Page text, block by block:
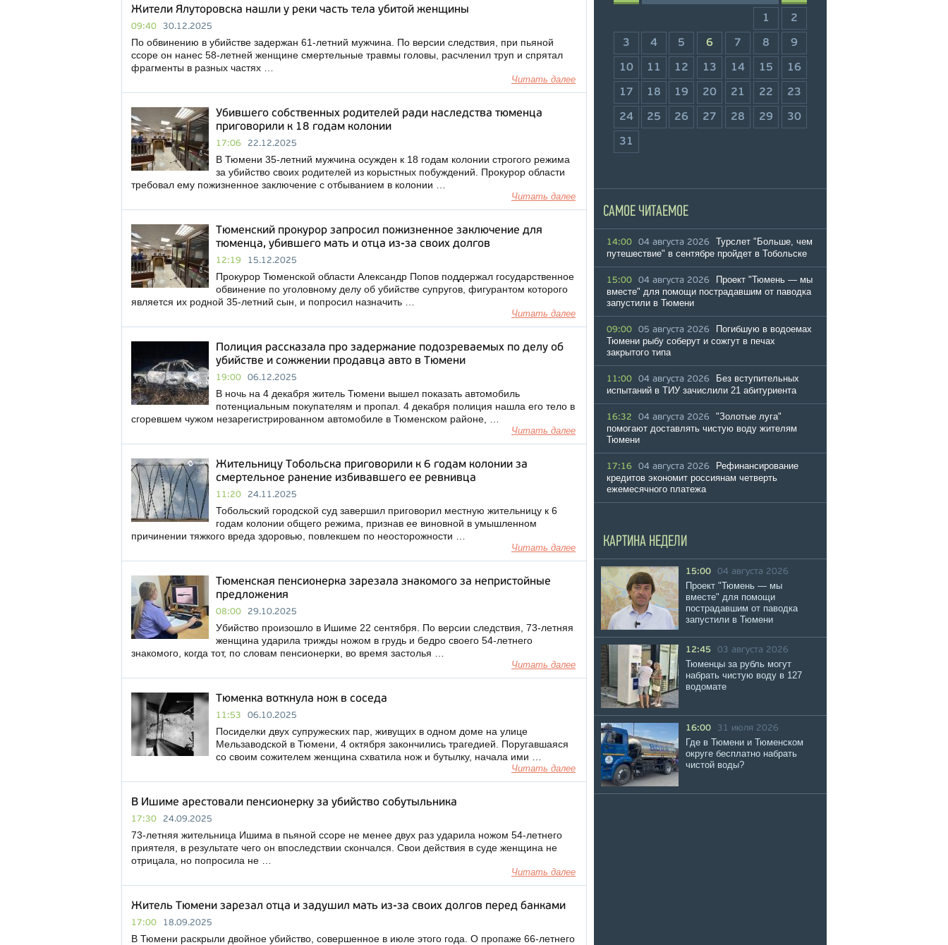
Жители Ялуторовска нашли у реки часть тела убитой женщины
09:40 30.12.2025
По обвинению в убийстве задержан 61-летний мужчина. По версии следствия, при пьяной
ссоре он нанес 58-летней женщине смертельные травмы головы, расчленил труп и спрятал
фрагменты в разных частях …
Читать далее
Убившего собственных родителей ради наследства тюменца
приговорили к 18 годам колонии
17:06 22.12.2025
В Тюмени 35-летний мужчина осужден к 18 годам колонии строгого режима
за убийство своих родителей из корыстных побуждений. Прокурор области
требовал ему пожизненное заключение с отбыванием в колонии …
Читать далее
Тюменский прокурор запросил пожизненное заключение для
тюменца, убившего мать и отца из-за своих долгов
12:19 15.12.2025
Прокурор Тюменской области Александр Попов поддержал государственное
обвинение по уголовному делу об убийстве супругов, фигурантом которого
является их родной 35-летний сын, и попросил назначить …
Читать далее
Полиция рассказала про задержание подозреваемых по делу об
убийстве и сожжении продавца авто в Тюмени
19:00 06.12.2025
В ночь на 4 декабря житель Тюмени вышел показать автомобиль
потенциальным покупателям и пропал. 4 декабря полиция нашла его тело в
сгоревшем чужом незарегистрированном автомобиле в Тюменском районе, …
Читать далее
Жительницу Тобольска приговорили к 6 годам колонии за
смертельное ранение избивавшего ее ревнивца
11:20 24.11.2025
Тобольский городской суд завершил приговорил местную жительницу к 6
годам колонии общего режима, признав ее виновной в умышленном
причинении тяжкого вреда здоровью, повлекшем по неосторожности …
Читать далее
Тюменская пенсионерка зарезала знакомого за непристойные
предложения
08:00 29.10.2025
Убийство произошло в Ишиме 22 сентября. По версии следствия, 73-летняя
женщина ударила трижды ножом в грудь и бедро своего 54-летнего
знакомого, когда тот, по словам пенсионерки, во время застолья …
Читать далее
Тюменка воткнула нож в соседа
11:53 06.10.2025
Посиделки двух супружеских пар, живущих в одном доме на улице
Мельзаводской в Тюмени, 4 октября закончились трагедией. Поругавшаяся
со своим сожителем женщина схватила нож и бутылку, начала ими …
Читать далее
В Ишиме арестовали пенсионерку за убийство собутыльника
17:30 24.09.2025
73-летняя жительница Ишима в пьяной ссоре не менее двух раз ударила ножом 54-летнего
приятеля, в результате чего он впоследствии скончался. Свои действия в суде женщина не
отрицала, но попросила не …
Читать далее
Житель Тюмени зарезал отца и задушил мать из-за своих долгов перед банками
17:00 18.09.2025
В Тюмени раскрыли двойное убийство, совершенное в июле этого года. О пропаже 66-летнего
1 2
3 4 5 6 7 8 9
10 11 12 13 14 15 16
17 18 19 20 21 22 23
24 25 26 27 28 29 30
31
САМОЕ ЧИТАЕМОЕ
14:00 04 августа 2026
Турслет "Больше, чем
путешествие" в сентябре пройдет в Тобольске
15:00 04 августа 2026
Проект "Тюмень — мы
вместе" для помощи пострадавшим от паводка
запустили в Тюмени
09:00 05 августа 2026
Погибшую в водоемах
Тюмени рыбу соберут и сожгут в печах
закрытого типа
11:00 04 августа 2026
Без вступительных
испытаний в ТИУ зачислили 21 абитуриента
16:32 04 августа 2026
"Золотые луга"
помогают доставлять чистую воду жителям
Тюмени
17:16 04 августа 2026
Рефинансирование
кредитов экономит россиянам четверть
ежемесячного платежа
КАРТИНА НЕДЕЛИ
15:00 04 августа 2026
Проект "Тюмень — мы
вместе" для помощи
пострадавшим от паводка
запустили в Тюмени
12:45 03 августа 2026
Тюменцы за рубль могут
набрать чистую воду в 127
водомате
16:00 31 июля 2026
Где в Тюмени и Тюменском
округе бесплатно набрать
чистой воды?